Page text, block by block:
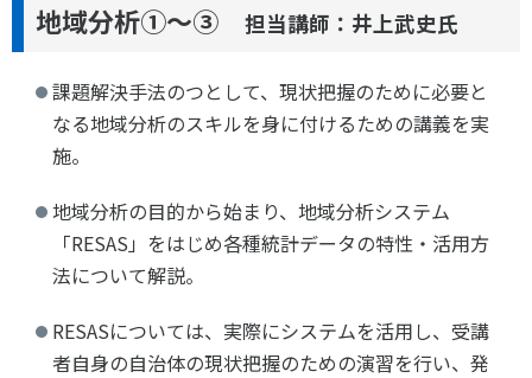
【動画】スポーツでアクティブなまちづくり
知る学ぶ
Sport Topics
スポーツ 歴史の検証
SSF BOOKS
地域分析①～③ 担当講師：井上武史氏
課題解決手法のつとして、現状把握のために必要と
なる地域分析のスキルを身に付けるための講義を実
施。
地域分析の目的から始まり、地域分析システム
「RESAS」をはじめ各種統計データの特性・活用方
法について解説。
RESASについては、実際にシステムを活用し、受講
者自身の自治体の現状把握のための演習を行い、発